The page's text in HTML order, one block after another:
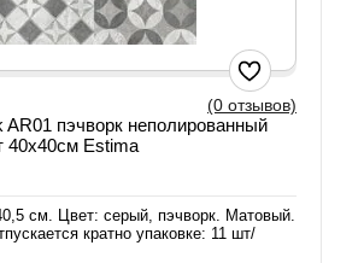
(0 отзывов)
AR01 пэчворк неполированный
40х40см Estima
см. Цвет: серый, пэчворк. Матовый.
кратно упаковке: 11 шт/